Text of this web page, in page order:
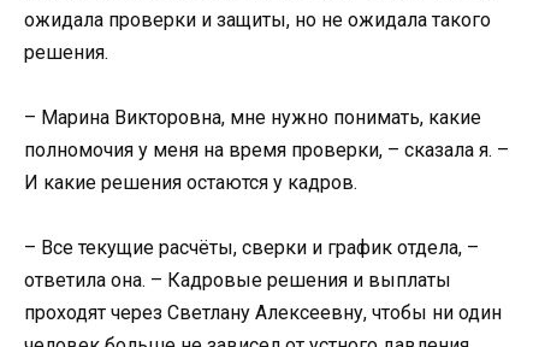
ожидала проверки и защиты, но не ожидала такого
решения.
– Марина Викторовна, мне нужно понимать, какие
полномочия у меня на время проверки, – сказала я. –
И какие решения остаются у кадров.
– Все текущие расчёты, сверки и график отдела, –
ответила она. – Кадровые решения и выплаты
проходят через Светлану Алексеевну, чтобы ни один